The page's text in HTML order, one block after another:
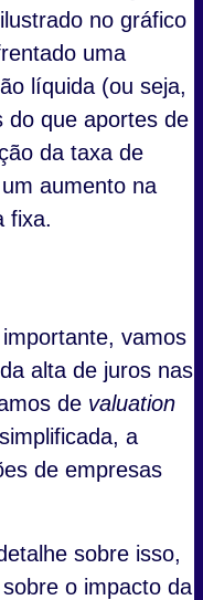
no gráfico
uma
líquida (ou seja,
do que aportes de
da taxa de
aumento na
fixa.
vamos
alta de juros nas
de valuation
a
de empresas
sobre isso,
o impacto da